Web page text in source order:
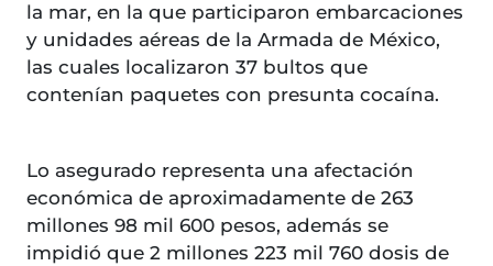
la mar, en la que participaron embarcaciones
y unidades aéreas de la Armada de México,
las cuales localizaron 37 bultos que
contenían paquetes con presunta cocaína.
Lo asegurado representa una afectación
económica de aproximadamente de 263
millones 98 mil 600 pesos, además se
impidió que 2 millones 223 mil 760 dosis de